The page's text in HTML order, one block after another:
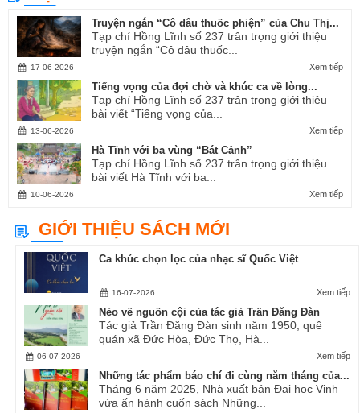
Truyện ngắn “Cô dâu thuốc phiện” của Chu Thị...
Tạp chí Hồng Lĩnh số 237 trân trọng giới thiệu
truyện ngắn “Cô dâu thuốc...
Xem tiếp
17-06-2026
Tiếng vọng của đợi chờ và khúc ca về lòng...
Tạp chí Hồng Lĩnh số 237 trân trọng giới thiệu
bài viết “Tiếng vọng của...
Xem tiếp
13-06-2026
Hà Tĩnh với ba vùng “Bát Cảnh”
Tạp chí Hồng Lĩnh số 237 trân trọng giới thiệu
bài viết Hà Tĩnh với ba...
Xem tiếp
10-06-2026
GIỚI THIỆU SÁCH MỚI
Ca khúc chọn lọc của nhạc sĩ Quốc Việt
Xem tiếp
16-07-2026
Nẻo về nguồn cội của tác giả Trần Đăng Đàn
Tác giả Trần Đăng Đàn sinh năm 1950, quê
quán xã Đức Hòa, Đức Thọ, Hà...
Xem tiếp
06-07-2026
Những tác phẩm báo chí đi cùng năm tháng của...
Tháng 6 năm 2025, Nhà xuất bản Đại học Vinh
vừa ấn hành cuốn sách Những...